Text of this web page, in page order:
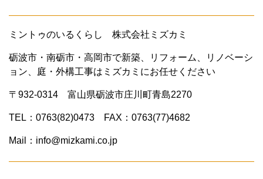
ミントゥのいるくらし 株式会社ミズカミ
砺波市・南砺市・高岡市で新築、リフォーム、リノベーシ
ョン、庭・外構工事はミズカミにお任せください
〒932-0314 富山県砺波市庄川町青島2270
TEL：0763(82)0473 FAX：0763(77)4682
Mail：info@mizkami.co.jp